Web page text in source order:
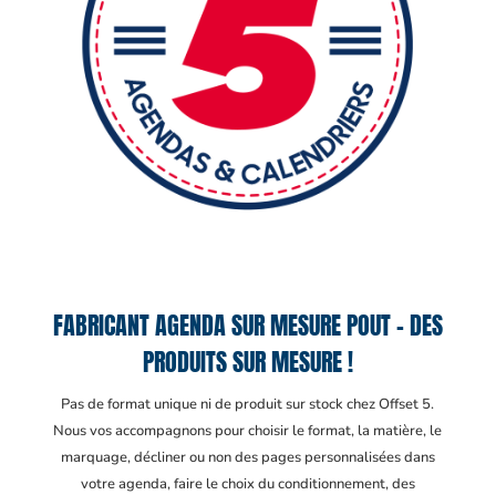
FABRICANT AGENDA SUR MESURE POUT – DES
PRODUITS SUR MESURE !
Pas de format unique ni de produit sur stock chez Offset 5.
Nous vos accompagnons pour choisir le format, la matière, le
marquage, décliner ou non des pages personnalisées dans
votre agenda, faire le choix du conditionnement, des